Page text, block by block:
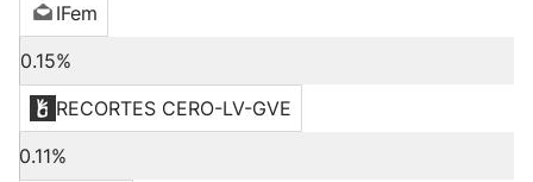
IFem
0.15%
RECORTES CERO-LV-GVE
0.11%